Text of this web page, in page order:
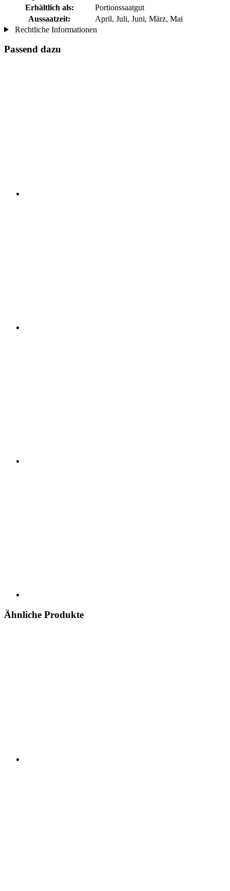
Erhältlich als:
Portionssaatgut
Aussaatzeit:
April, Juli, Juni, März, Mai
Rechtliche Informationen
Passend dazu
Ähnliche Produkte